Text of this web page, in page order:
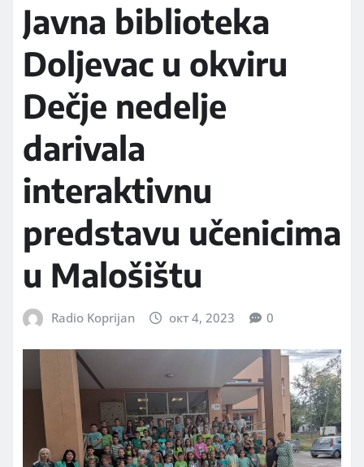
Javna biblioteka
Doljevac u okviru
Dečje nedelje
darivala
interaktivnu
predstavu učenicima
u Malošištu
Radio Koprijan окт 4, 2023 0